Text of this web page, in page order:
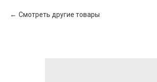
Смотреть другие товары